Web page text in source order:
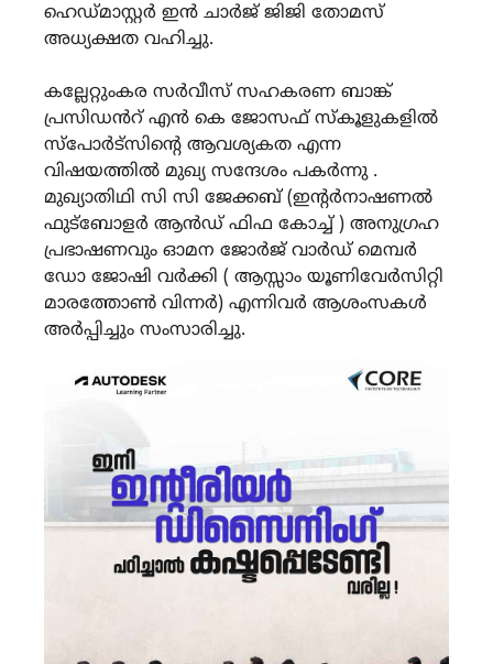
ഹെഡ്മാസ്റ്റർ ഇൻ ചാർജ് ജിജി തോമസ്
അധ്യക്ഷത വഹിച്ചു.
കല്ലേറ്റുംകര സർവീസ് സഹകരണ ബാങ്ക്
പ്രസിഡൻറ് എൻ കെ ജോസഫ് സ്കൂളുകളിൽ
സ്പോർട്സിന്റെ ആവശ്യകത എന്ന
വിഷയത്തിൽ മുഖ്യ സന്ദേശം പകർന്നു .
മുഖ്യാതിഥി സി സി ജേക്കബ് (ഇന്റർനാഷണൽ
ഫുട്ബോളർ ആൻഡ് ഫിഫ കോച്ച് ) അനുഗ്രഹ
പ്രഭാഷണവും ഓമന ജോർജ് വാർഡ് മെമ്പർ
ഡോ ജോഷി വർക്കി ( ആസ്സാം യൂണിവേർസിറ്റി
മാരത്തോൺ വിന്നർ) എന്നിവർ ആശംസകൾ
അർപ്പിച്ചും സംസാരിച്ചു.